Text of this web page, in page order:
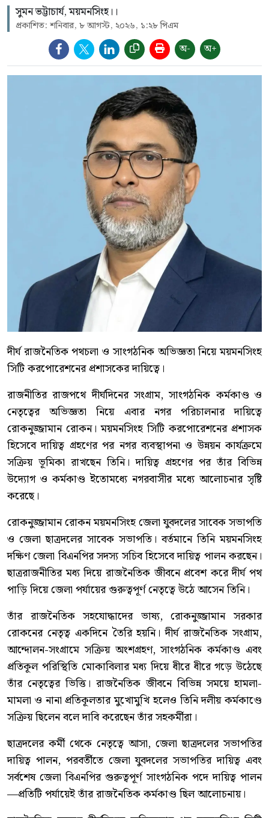
সুমন ভট্টাচার্য, ময়মনসিংহ।।
প্রকাশিত: শনিবার, ৮ আগস্ট, ২০২৬, ১:২৮ পিএম
অ- অ+
দীর্ঘ রাজনৈতিক পথচলা ও সাংগঠনিক অভিজ্ঞতা নিয়ে ময়মনসিংহ
সিটি করপোরেশনের প্রশাসকের দায়িত্বে।
রাজনীতির রাজপথে দীর্ঘদিনের সংগ্রাম, সাংগঠনিক কর্মকাণ্ড ও
নেতৃত্বের অভিজ্ঞতা নিয়ে এবার নগর পরিচালনার দায়িত্বে
রোকনুজ্জামান রোকন। ময়মনসিংহ সিটি করপোরেশনের প্রশাসক
হিসেবে দায়িত্ব গ্রহণের পর নগর ব্যবস্থাপনা ও উন্নয়ন কার্যক্রমে
সক্রিয় ভূমিকা রাখছেন তিনি। দায়িত্ব গ্রহণের পর তাঁর বিভিন্ন
উদ্যোগ ও কর্মকাণ্ড ইতোমধ্যে নগরবাসীর মধ্যে আলোচনার সৃষ্টি
করেছে।
রোকনুজ্জামান রোকন ময়মনসিংহ জেলা যুবদলের সাবেক সভাপতি
ও জেলা ছাত্রদলের সাবেক সভাপতি। বর্তমানে তিনি ময়মনসিংহ
দক্ষিণ জেলা বিএনপির সদস্য সচিব হিসেবে দায়িত্ব পালন করছেন।
ছাত্ররাজনীতির মধ্য দিয়ে রাজনৈতিক জীবনে প্রবেশ করে দীর্ঘ পথ
পাড়ি দিয়ে জেলা পর্যায়ের গুরুত্বপূর্ণ নেতৃত্বে উঠে আসেন তিনি।
তাঁর রাজনৈতিক সহযোদ্ধাদের ভাষ্য, রোকনুজ্জামান সরকার
রোকনের নেতৃত্ব একদিনে তৈরি হয়নি। দীর্ঘ রাজনৈতিক সংগ্রাম,
আন্দোলন-সংগ্রামে সক্রিয় অংশগ্রহণ, সাংগঠনিক কর্মকাণ্ড এবং
প্রতিকূল পরিস্থিতি মোকাবিলার মধ্য দিয়ে ধীরে ধীরে গড়ে উঠেছে
তাঁর নেতৃত্বের ভিত্তি। রাজনৈতিক জীবনে বিভিন্ন সময়ে হামলা-
মামলা ও নানা প্রতিকূলতার মুখোমুখি হলেও তিনি দলীয় কর্মকাণ্ডে
সক্রিয় ছিলেন বলে দাবি করেছেন তাঁর সহকর্মীরা।
ছাত্রদলের কর্মী থেকে নেতৃত্বে আসা, জেলা ছাত্রদলের সভাপতির
দায়িত্ব পালন, পরবর্তীতে জেলা যুবদলের সভাপতির দায়িত্ব এবং
সর্বশেষ জেলা বিএনপির গুরুত্বপূর্ণ সাংগঠনিক পদে দায়িত্ব পালন
—প্রতিটি পর্যায়েই তাঁর রাজনৈতিক কর্মকাণ্ড ছিল আলোচনায়।